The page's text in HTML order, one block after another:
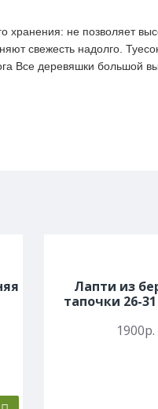
не позволяет
свежесть надолго.
Все деревяшки большой
Лапти из
тапочки 26-
1900р.